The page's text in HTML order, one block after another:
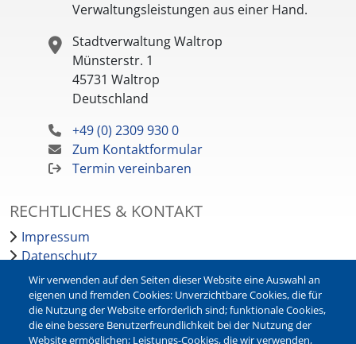
Verwaltungsleistungen aus einer Hand.
Stadtverwaltung Waltrop
Münsterstr. 1
45731 Waltrop
Deutschland
+49 (0) 2309 930 0
Zum Kontaktformular
Termin vereinbaren
RECHTLICHES & KONTAKT
Impressum
Datenschutz
Barrierefreiheit
Leichte Sprache
Bankverbindungen
Pressestelle
Wir verwenden auf den Seiten dieser Website eine Auswahl an
eigenen und fremden Cookies: Unverzichtbare Cookies, die für
die Nutzung der Website erforderlich sind; funktionale Cookies,
die eine bessere Benutzerfreundlichkeit bei der Nutzung der
Website ermöglichen; Leistungs-Cookies, die wir verwenden,